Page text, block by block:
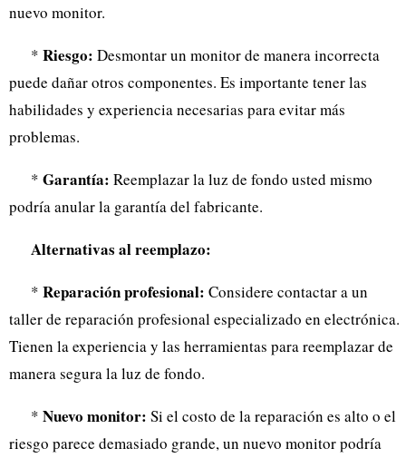
nuevo monitor.
* Riesgo: Desmontar un monitor de manera incorrecta
puede dañar otros componentes. Es importante tener las
habilidades y experiencia necesarias para evitar más
problemas.
* Garantía: Reemplazar la luz de fondo usted mismo
podría anular la garantía del fabricante.
Alternativas al reemplazo:
* Reparación profesional: Considere contactar a un
taller de reparación profesional especializado en electrónica.
Tienen la experiencia y las herramientas para reemplazar de
manera segura la luz de fondo.
* Nuevo monitor: Si el costo de la reparación es alto o el
riesgo parece demasiado grande, un nuevo monitor podría